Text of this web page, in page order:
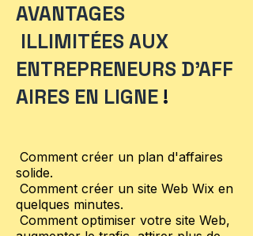
AVANTAGES
ILLIMITÉES AUX
ENTREPRENEURS D'AFF
AIRES EN LIGNE !
Comment créer un plan d'affaires
solide.
Comment créer un site Web Wix en
quelques minutes.
Comment optimiser votre site Web,